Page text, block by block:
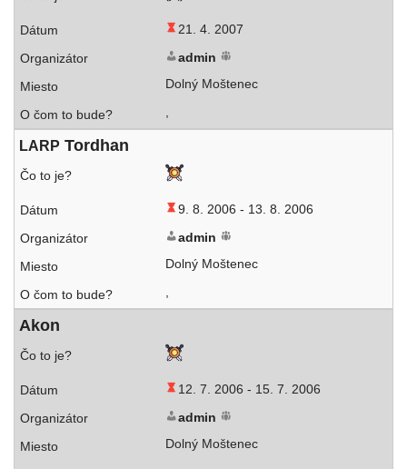
21. 4. 2007
admin
Dolný Moštenec
,
LARP Tordhan
9. 8. 2006 - 13. 8. 2006
admin
Dolný Moštenec
,
Akon
12. 7. 2006 - 15. 7. 2006
admin
Dolný Moštenec